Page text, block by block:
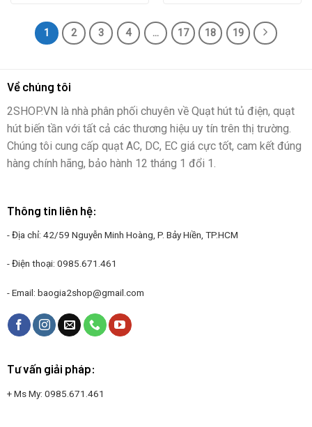
1 2 3 4 … 17 18 19
Về chúng tôi
2SHOP.VN là nhà phân phối chuyên về Quạt hút tủ điện, quạt
hút biến tần với tất cả các thương hiệu uy tín trên thị trường.
Chúng tôi cung cấp quạt AC, DC, EC giá cực tốt, cam kết đúng
hàng chính hãng, bảo hành 12 tháng 1 đổi 1.
Thông tin liên hệ:
- Địa chỉ: 42/59 Nguyễn Minh Hoàng, P. Bảy Hiền, TP.HCM
- Điện thoại: 0985.671.461
- Email: baogia2shop@gmail.com
Tư vấn giải pháp:
+ Ms My: 0985.671.461